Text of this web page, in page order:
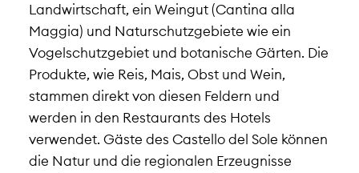
Landwirtschaft, ein Weingut (Cantina alla
Maggia) und Naturschutzgebiete wie ein
Vogelschutzgebiet und botanische Gärten. Die
Produkte, wie Reis, Mais, Obst und Wein,
stammen direkt von diesen Feldern und
werden in den Restaurants des Hotels
verwendet. Gäste des Castello del Sole können
die Natur und die regionalen Erzeugnisse